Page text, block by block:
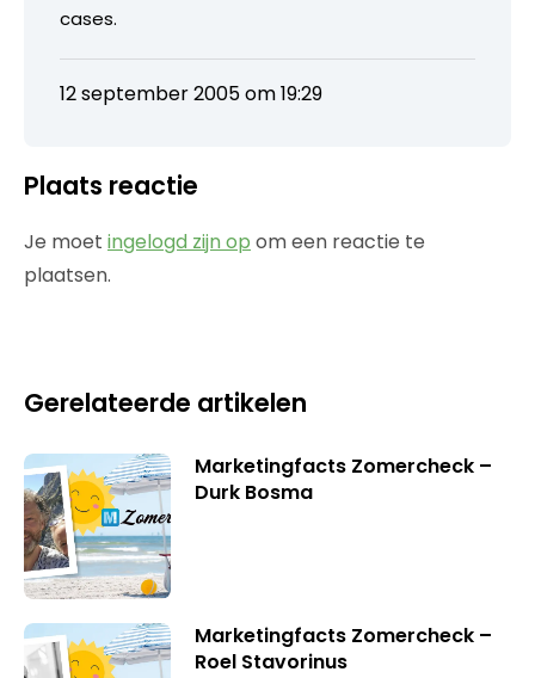
cases.
12 september 2005 om 19:29
Plaats reactie
Je moet ingelogd zijn op om een reactie te
plaatsen.
Gerelateerde artikelen
Marketingfacts Zomercheck –
Durk Bosma
Marketingfacts Zomercheck –
Roel Stavorinus